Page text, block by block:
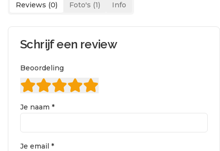
Reviews (0) Foto's (1) Info
Schrijf een review
Beoordeling
Je naam *
Je email *